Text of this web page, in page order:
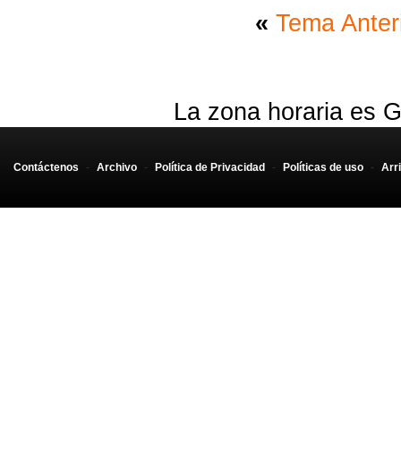
« Tema
La zona horaria es
Contáctenos - Archivo - Política de Privacidad - Políticas de uso -